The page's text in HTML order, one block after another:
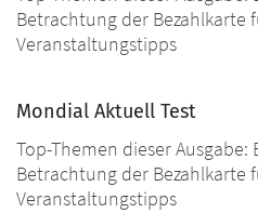
Betrachtung der Bezahlkarte
Veranstaltungstipps
Mondial Aktuell Test
Top-Themen dieser Ausgabe:
Betrachtung der Bezahlkarte
Veranstaltungstipps